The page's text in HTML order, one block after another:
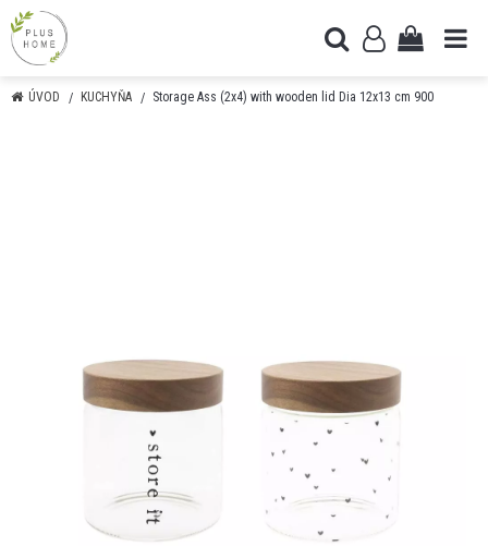
ÚVOD KUCHYŇA Storage Ass (2x4) with wooden lid Dia 12x13 cm 900